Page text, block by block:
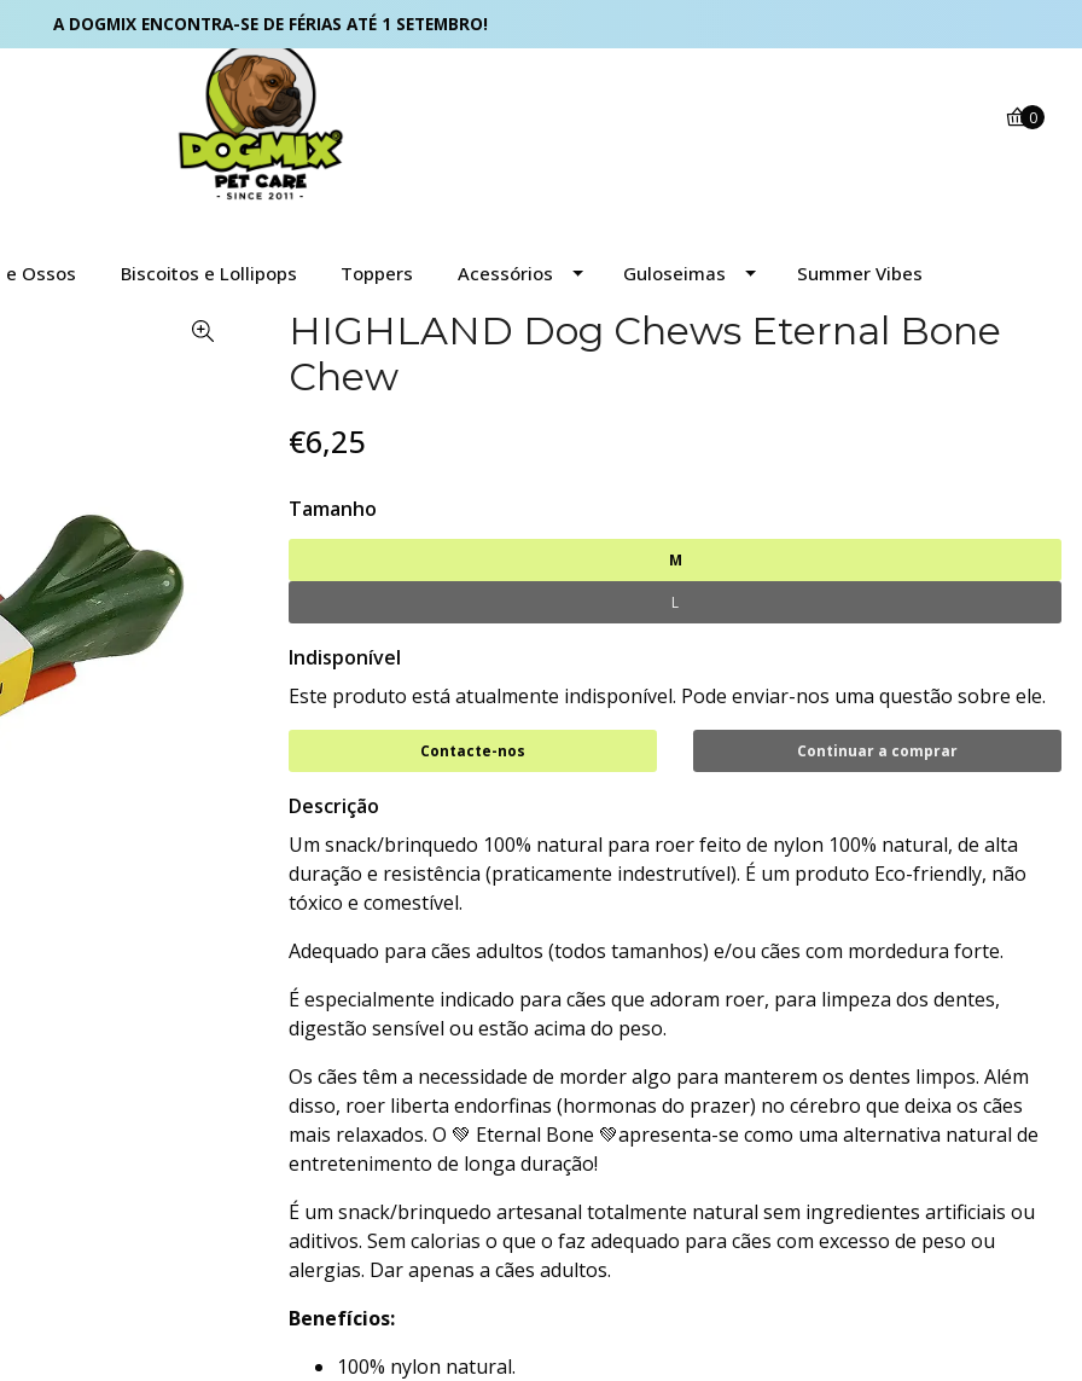
A DOGMIX ENCONTRA-SE DE FÉRIAS ATÉ 1 SETEMBRO!
0
Ossos Biscoitos e Lollipops Toppers Acessórios Guloseimas Summer Vibes
HIGHLAND Dog Chews Eternal Bone
Chew
€6,25
Tamanho
M
L
Indisponível
Este produto está atualmente indisponível. Pode enviar-nos uma questão sobre ele.
Contacte-nos Continuar a comprar
Descrição
Um snack/brinquedo 100% natural para roer feito de nylon 100% natural, de alta
duração e resistência (praticamente indestrutível). É um produto Eco-friendly, não
tóxico e comestível.
Adequado para cães adultos (todos tamanhos) e/ou cães com mordedura forte.
É especialmente indicado para cães que adoram roer, para limpeza dos dentes,
digestão sensível ou estão acima do peso.
Os cães têm a necessidade de morder algo para manterem os dentes limpos. Além
disso, roer liberta endorfinas (hormonas do prazer) no cérebro que deixa os cães
mais relaxados. O 💚 Eternal Bone 💚apresenta-se como uma alternativa natural de
entretenimento de longa duração!
É um snack/brinquedo artesanal totalmente natural sem ingredientes artificiais ou
aditivos. Sem calorias o que o faz adequado para cães com excesso de peso ou
alergias. Dar apenas a cães adultos.
Benefícios:
100% nylon natural.